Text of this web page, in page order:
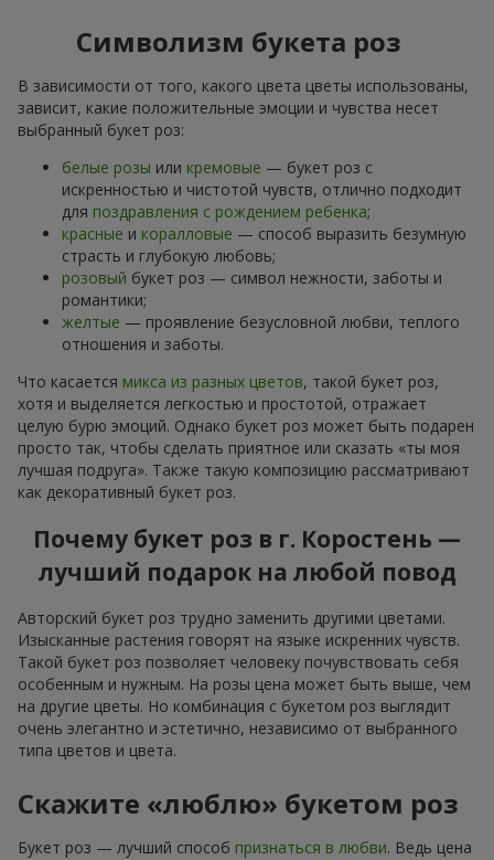
Символизм букета роз
В зависимости от того, какого цвета цветы использованы,
зависит, какие положительные эмоции и чувства несет
выбранный букет роз:
белые розы или кремовые — букет роз с
искренностью и чистотой чувств, отлично подходит
для поздравления с рождением ребенка;
красные и коралловые — способ выразить безумную
страсть и глубокую любовь;
розовый букет роз — символ нежности, заботы и
романтики;
желтые — проявление безусловной любви, теплого
отношения и заботы.
Что касается микса из разных цветов, такой букет роз,
хотя и выделяется легкостью и простотой, отражает
целую бурю эмоций. Однако букет роз может быть подарен
просто так, чтобы сделать приятное или сказать «ты моя
лучшая подруга». Также такую композицию рассматривают
как декоративный букет роз.
Почему букет роз в г. Коростень —
лучший подарок на любой повод
Авторский букет роз трудно заменить другими цветами.
Изысканные растения говорят на языке искренних чувств.
Такой букет роз позволяет человеку почувствовать себя
особенным и нужным. На розы цена может быть выше, чем
на другие цветы. Но комбинация с букетом роз выглядит
очень элегантно и эстетично, независимо от выбранного
типа цветов и цвета.
Скажите «люблю» букетом роз
Букет роз — лучший способ признаться в любви. Ведь цена